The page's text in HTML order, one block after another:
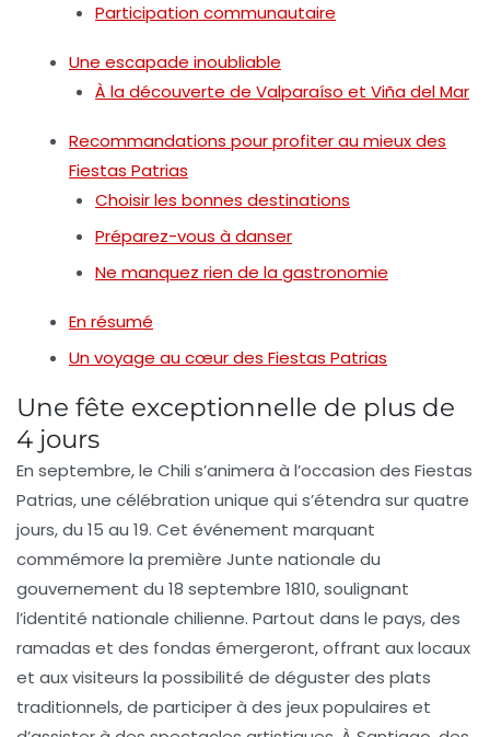
Participation communautaire
Une escapade inoubliable
À la découverte de Valparaíso et Viña del Mar
Recommandations pour profiter au mieux des
Fiestas Patrias
Choisir les bonnes destinations
Préparez-vous à danser
Ne manquez rien de la gastronomie
En résumé
Un voyage au cœur des Fiestas Patrias
Une fête exceptionnelle de plus de
4 jours
En septembre, le Chili s’animera à l’occasion des Fiestas
Patrias, une célébration unique qui s’étendra sur quatre
jours, du 15 au 19. Cet événement marquant
commémore la première Junte nationale du
gouvernement du 18 septembre 1810, soulignant
l’identité nationale chilienne. Partout dans le pays, des
ramadas et des fondas émergeront, offrant aux locaux
et aux visiteurs la possibilité de déguster des plats
traditionnels, de participer à des jeux populaires et